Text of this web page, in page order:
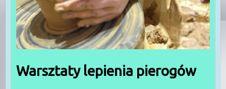
Warsztaty lepienia pierogów